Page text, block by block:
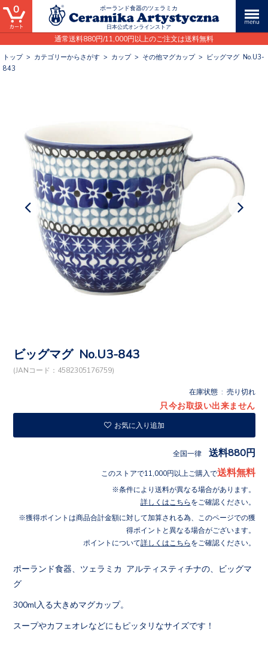
ポーランド食器のツェラミカ
日本公式オンラインストア
通常送料880円/11,000円以上のご注文は送料無料
0
トップ> カテゴリーからさがす > カップ> その他マグカップ>
ビッグマグ No.U3-
843
ビッグマグ No.U3-843
(JANコード：4582305176759)
在庫状態 : 売り切れ
只今お取扱い出来ません
お気に入り追加
全国一律 送料880円
このストアで11,000円以上ご購入で送料無料
条件により送料が異なる場合があります。
詳しくはこちら をご確認ください。
獲得ポイントは商品合計金額に対して加算される為、このページでの獲
得ポイントと異なる場合がございます。
ポイントについて詳しくはこちら をご確認ください。
ポーランド食器、ツェラミカ アルティスティチナの、ビッグマ
グ
300ml入る大きめマグカップ。
スープやカフェオレなどにもピッタリなサイズです！